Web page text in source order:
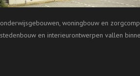
onderwijsgebouwen, woningbouw en
stedenbouw en interieurontwerpen vallen